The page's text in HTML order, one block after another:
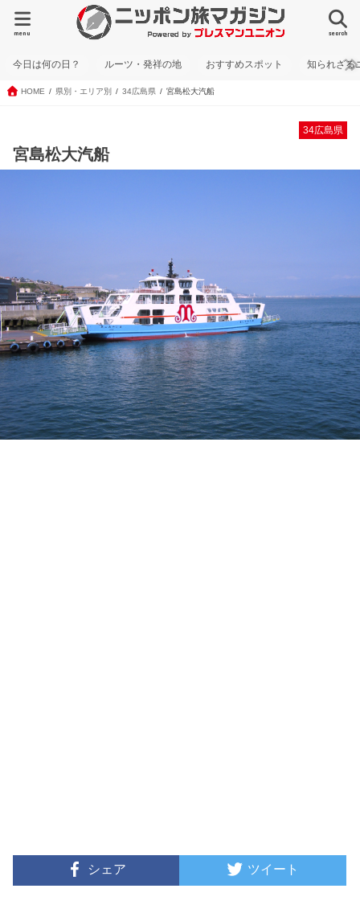
search
menu
今日は何の日？ ルーツ・発祥の地 おすすめスポット 知られざる
HOME 県別・エリア別 34広島県 宮島松大汽船
34広島県
宮島松大汽船
シェア ツイート